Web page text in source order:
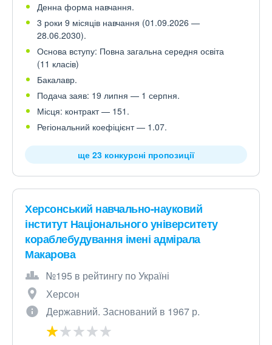
Денна форма навчання.
3 роки 9 місяців навчання (01.09.2026 —
28.06.2030).
Основа вступу: Повна загальна середня освіта
(11 класів)
Бакалавр.
Подача заяв: 19 липня — 1 серпня.
Місця: контракт — 151.
Регіональний коефіцієнт — 1.07.
ще 23 конкурсні пропозиції
Херсонський навчально-науковий
інститут Національного університету
кораблебудування імені адмірала
Макарова
№195 в рейтингу по Україні
Херсон
Державний. Заснований в 1967 р.